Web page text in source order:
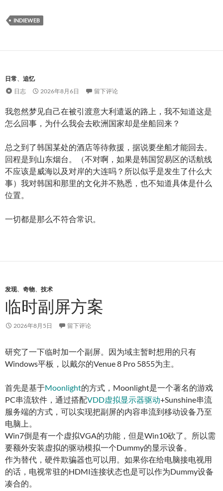
INDIEWEB
日常、 追忆
日志
2026年8月6日 留下评论
我忽然梦见自己在被引渡意大利遣返的路上，我不知道这是
怎么回事，为什么我会去欧洲国家却是坐船回来？
总之到了韩国某处的酒店等待救援，据说要坐船才能回去。
回程是到山东烟台。（不对啊，如果是韩国贸易区的话航线
不应该是威海以及对岸的大连吗？所以似乎是发生了什么大
事）我对韩国和那里的文化并不熟悉，也不知道具体是什么
位置。
一切都是那么不符合常识。
发现、 奇物、 技术
临时副屏方案
2026年8月5日 留下评论
研究了一下临时加一个副屏。因为域主暂时想用的只有
Windows平板，以戴尔的Venue 8 Pro 5855为主。
首先是基于Moonlight的方式，Moonlight是一个著名的游戏
PC串流软件，通过搭配VDD虚拟显示器驱动+Sunshine串流
服务端的方式，可以实现把副屏的内容串流到移动设备乃至
电脑上。
Win7倒是有一个虚拟VGA的功能，但是Win10砍了。所以需
要额外安装虚拟的驱动模拟一个Dummy的显示设备。
作为替代，硬件欺骗器也可以用。如果你在给电脑接电视用
的话，电视常驻的HDMI连接状态也是可以作为Dummy设备
凑合的。